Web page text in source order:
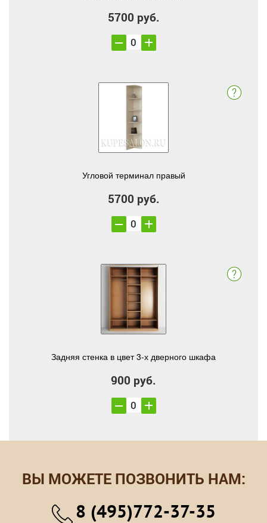
5700 руб.
Угловой терминал правый
5700 руб.
Задняя стенка в цвет 3-х дверного шкафа
900 руб.
ВЫ МОЖЕТЕ ПОЗВОНИТЬ НАМ:
8 (495)772-37-35